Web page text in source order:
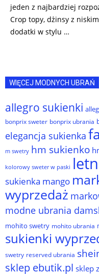
jeden z najbardziej
Crop topy, dżinsy z
dodatki w stylu …
WIĘCEJ MODNYCH UBRAŃ
allegro sukienki
bonprix sweter bonprix ubrania
elegancja sukienka
m swetry hm sukienko
kolorowy sweter w paski
sukienka mango
wyprzedaż
modne ubrania
mohito swetry mohito ubrania
sukienki
swetry reserved ubrania
sklep ebutik.pl sklep